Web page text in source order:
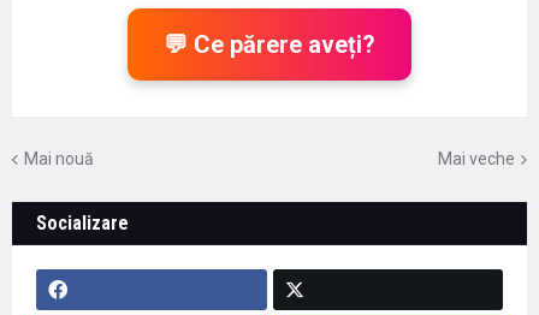
💬 Ce părere aveți?
Mai nouă Mai veche
Socializare